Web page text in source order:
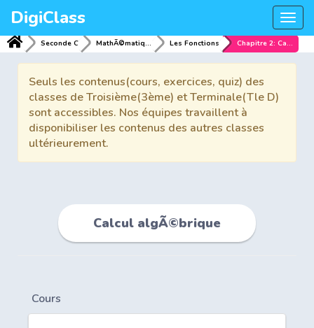
DigiClass
Seconde C MathÃ©matiques Les Fonctions Chapitre 2: Calcul algÃ©brique
Seuls les contenus(cours, exercices, quiz) des
classes de Troisième(3ème) et Terminale(Tle D)
sont accessibles. Nos équipes travaillent à
disponibiliser les contenus des autres classes
ultérieurement.
Calcul algÃ©brique
Cours